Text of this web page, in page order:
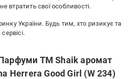
втратить свої особливості.
України. Будь тим, хто ризикує та
TM Shaik аромат
Herrera Good Girl (W 234)